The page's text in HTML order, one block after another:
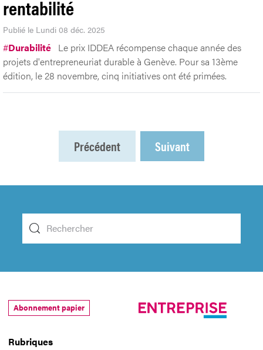
rentabilité
Publié le Lundi 08 déc. 2025
#Durabilité Le prix IDDEA récompense chaque année des
projets d'entrepreneuriat durable à Genève. Pour sa 13ème
édition, le 28 novembre, cinq initiatives ont été primées.
Précédent Suivant
Rubriques
Abonnement papier